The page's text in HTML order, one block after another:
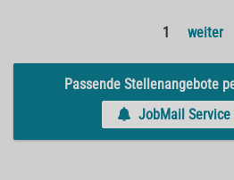
1 weiter
Passende Stellenangebote
JobMail Service